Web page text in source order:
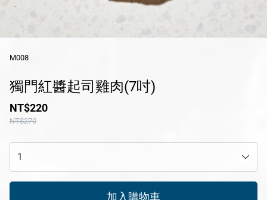
休閒產品
送禮專區
風味醬系列
醬滷系列
花火限定冰淇淋
瑪咖朵披薩
M008
獨門紅醬起司雞肉(7吋)
NT$220
NT$270
加入購物車